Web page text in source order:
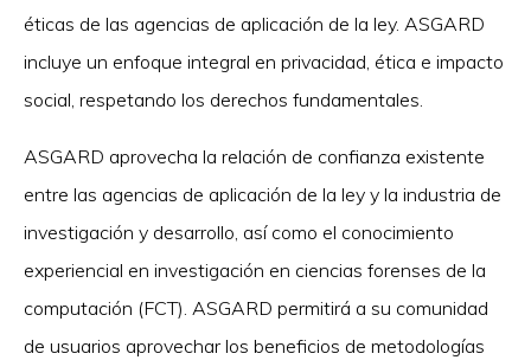
éticas de las agencias de aplicación de la ley. ASGARD
incluye un enfoque integral en privacidad, ética e impacto
social, respetando los derechos fundamentales.
ASGARD aprovecha la relación de confianza existente
entre las agencias de aplicación de la ley y la industria de
investigación y desarrollo, así como el conocimiento
experiencial en investigación en ciencias forenses de la
computación (FCT). ASGARD permitirá a su comunidad
de usuarios aprovechar los beneficios de metodologías